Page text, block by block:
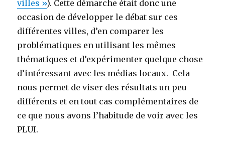
villes »). Cette démarche était donc une
occasion de développer le débat sur ces
différentes villes, d’en comparer les
problématiques en utilisant les mêmes
thématiques et d’expérimenter quelque chose
d’intéressant avec les médias locaux. Cela
nous permet de viser des résultats un peu
différents et en tout cas complémentaires de
ce que nous avons l’habitude de voir avec les
PLUI.